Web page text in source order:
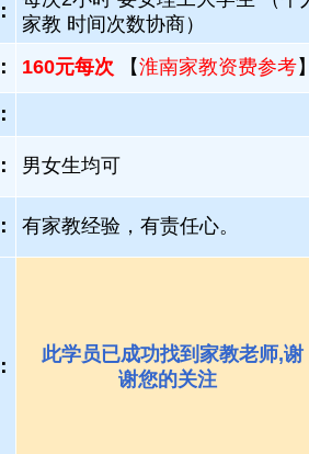
家教 时间次数协商）
160元每次 【淮南家教资费参考
男女生均可
有家教经验，有责任心。
此学员已成功找到家教老师,谢
谢您的关注